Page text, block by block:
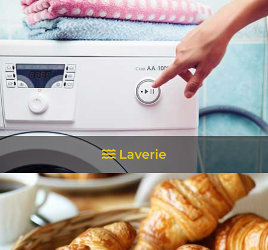
EN SAVOIR +
Laverie
EN SAVOIR +